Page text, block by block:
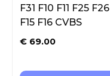
F31 F10 F11 F25 F26
F15 F16 CVBS
€ 69.00